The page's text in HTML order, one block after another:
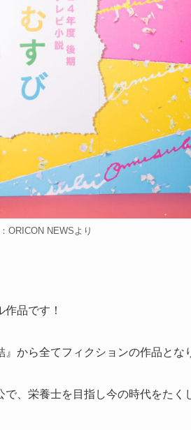
ORICON NEWSより
作品です！
から全てフィクションの作品とな
、栄養士を目指し今の時代をたく